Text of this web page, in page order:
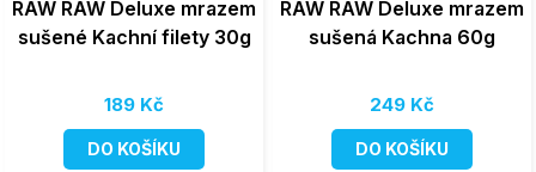
RAW RAW Deluxe mrazem
sušené Kachní filety 30g
189 Kč
DO KOŠÍKU
RAW RAW Deluxe mrazem
sušená Kachna 60g
249 Kč
DO KOŠÍKU